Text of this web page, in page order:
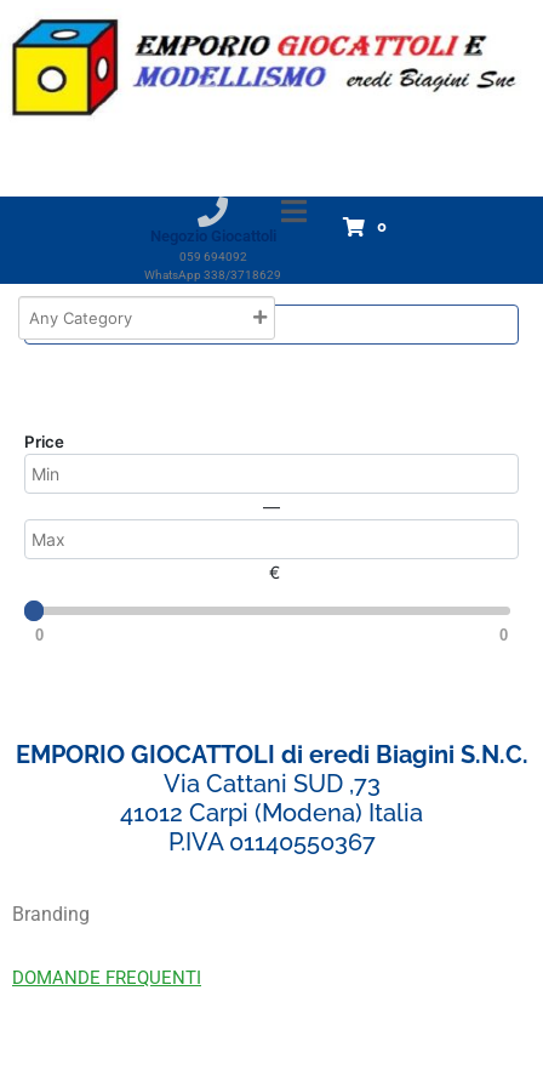
Negozio Giocattoli
059 694092
WhatsApp 338/3718629
0
Home Plastoy
Plastoy
Non è stato trovato nessun prodotto che
corrisponde alla tua selezione.
Price
—
€
0 0
EMPORIO GIOCATTOLI di eredi Biagini S.N.C.
Via Cattani SUD ,73
41012 Carpi (Modena) Italia
P.IVA 01140550367
Branding
DOMANDE FREQUENTI